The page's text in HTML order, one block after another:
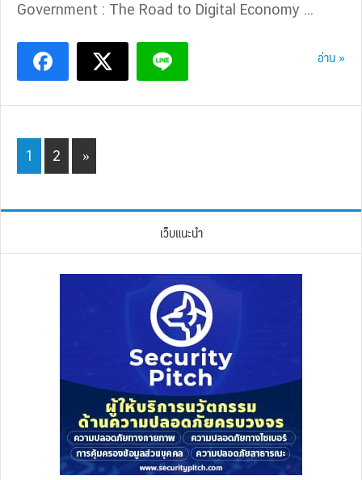
Government : The Road to Digital Economy ...
อ่าน »
Page
1 Page
2 »
เว็บแนะนำ